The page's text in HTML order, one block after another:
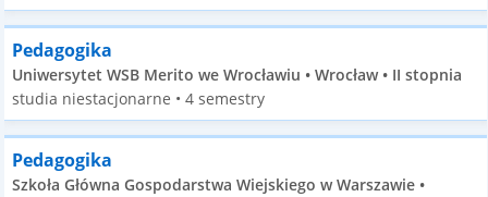
Pedagogika
Uniwersytet WSB Merito we Wrocławiu • Wrocław • II stopnia
studia niestacjonarne • 4 semestry
Pedagogika
Szkoła Główna Gospodarstwa Wiejskiego w Warszawie •